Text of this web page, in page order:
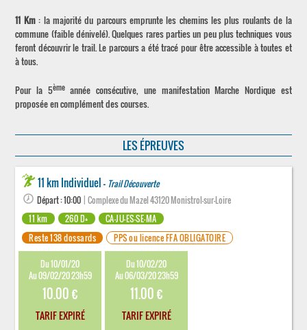
11 Km: la majorité du parcours emprunte les chemins les plus roulants de la
commune (faible dénivelé). Quelques rares parties un peu plus techniques vous
feront découvrir le trail. Le parcours a été tracé pour être accessible à toutes et
à tous.
Pour la 5èmeannée consécutive, une manifestation Marche Nordique est
proposée en complément des courses.
LES ÉPREUVES
11 km Individuel - Trail Découverte
Départ : 10:00 | Complexe du Mazel 43120 Monistrol-sur-Loire
11 km
260 D+
CA-JU-ES-SE-MA
Reste 138 dossards
PPS ou licence FFA OBLIGATOIRE
Du 10/01/20
Au 09/02/20 23h59
10.00 €
TARIF EXPIRÉ
Du 10/02/20
Au 06/03/20 23h59
11.00 €
TARIF EXPIRÉ